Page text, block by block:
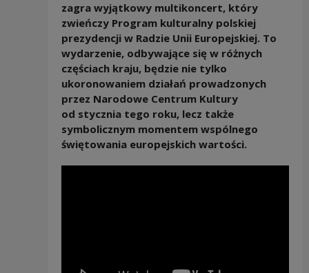
zagra wyjątkowy multikoncert, który
zwieńczy Program kulturalny polskiej
prezydencji w Radzie Unii Europejskiej. To
wydarzenie, odbywające się w różnych
częściach kraju, będzie nie tylko
ukoronowaniem działań prowadzonych
przez Narodowe Centrum Kultury
od stycznia tego roku, lecz także
symbolicznym momentem wspólnego
świętowania europejskich wartości.